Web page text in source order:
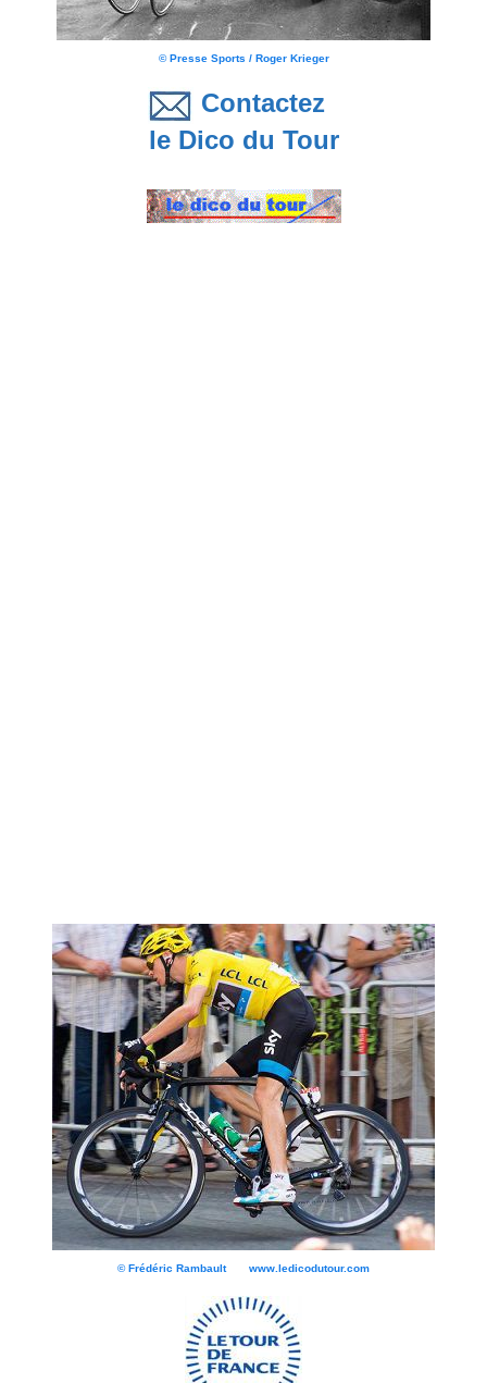
© Presse Sports / Roger Krieger
Contactez
le Dico du Tour
© Frédéric Rambault www.ledicodutour.com